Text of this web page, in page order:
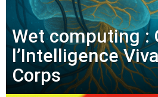
Wet computing :
l’Intelligence
Corps